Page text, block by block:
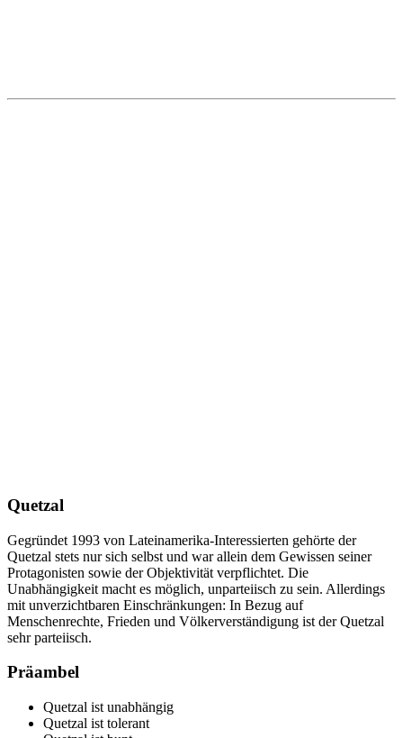
Quetzal
Gegründet 1993 von Lateinamerika-Interessierten gehörte der
Quetzal stets nur sich selbst und war allein dem Gewissen seiner
Protagonisten sowie der Objektivität verpflichtet. Die
Unabhängigkeit macht es möglich, unparteiisch zu sein. Allerdings
mit unverzichtbaren Einschränkungen: In Bezug auf
Menschenrechte, Frieden und Völkerverständigung ist der Quetzal
sehr parteiisch.
Präambel
Quetzal ist unabhängig
Quetzal ist tolerant